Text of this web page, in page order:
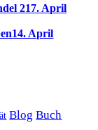
217. April
14. April
Blog Buch